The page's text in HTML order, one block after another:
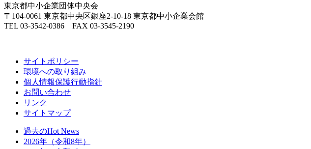
東京都中小企業団体中央会
〒104-0061 東京都中央区銀座2-10-18 東京都中小企業会館
TEL 03-3542-0386 FAX 03-3545-2190
サイトポリシー
環境への取り組み
個人情報保護行動指針
お問い合わせ
リンク
サイトマップ
過去のHot News
2026年（令和8年）